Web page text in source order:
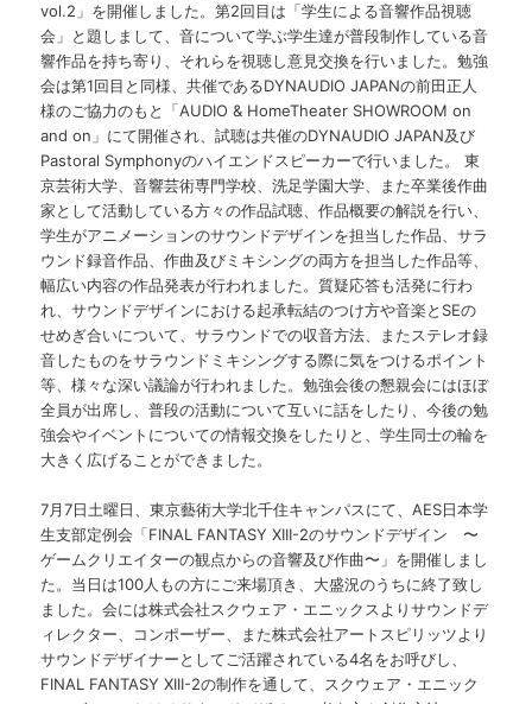
vol.2」を開催しました。第2回目は「学生による音響作品視聴
会」と題しまして、音について学ぶ学生達が普段制作している音
響作品を持ち寄り、それらを視聴し意見交換を行いました。勉強
会は第1回目と同様、共催であるDYNAUDIO JAPANの前田正人
様のご協力のもと「AUDIO & HomeTheater SHOWROOM on
and on」にて開催され、試聴は共催のDYNAUDIO JAPAN及び
Pastoral Symphonyのハイエンドスピーカーで行いました。 東
京芸術大学、音響芸術専門学校、洗足学園大学、また卒業後作曲
家として活動している方々の作品試聴、作品概要の解説を行い、
学生がアニメーションのサウンドデザインを担当した作品、サラ
ウンド録音作品、作曲及びミキシングの両方を担当した作品等、
幅広い内容の作品発表が行われました。質疑応答も活発に行わ
れ、サウンドデザインにおける起承転結のつけ方や音楽とSEの
せめぎ合いについて、サラウンドでの収音方法、またステレオ録
音したものをサラウンドミキシングする際に気をつけるポイント
等、様々な深い議論が行われました。勉強会後の懇親会にはほぼ
全員が出席し、普段の活動について互いに話をしたり、今後の勉
強会やイベントについての情報交換をしたりと、学生同士の輪を
大きく広げることができました。
7月7日土曜日、東京藝術大学北千住キャンパスにて、AES日本学
生支部定例会「FINAL FANTASY XIII-2のサウンドデザイン 〜
ゲームクリエイターの観点からの音響及び作曲〜」を開催しまし
た。当日は100人もの方にご来場頂き、大盛況のうちに終了致し
ました。会には株式会社スクウェア・エニックスよりサウンドデ
ィレクター、コンポーザー、また株式会社アートスピリッツより
サウンドデザイナーとしてご活躍されている4名をお呼びし、
FINAL FANTASY XIII-2の制作を通して、スクウェア・エニック